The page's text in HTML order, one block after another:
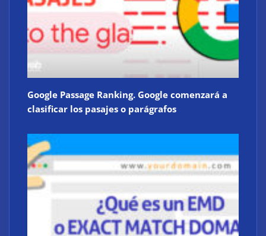
Google Passage Ranking. Google comenzará a
clasificar los pasajes o parágrafos